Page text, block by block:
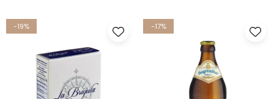
-19% -17%